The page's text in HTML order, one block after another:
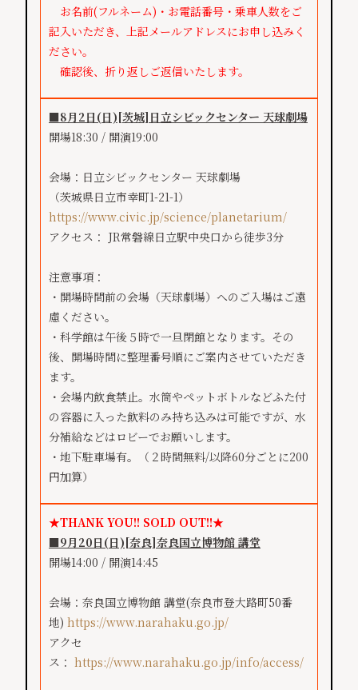
お名前(フルネーム)・お電話番号・乗車人数をご
記入いただき、上記メールアドレスにお申し込みく
ださい。
確認後、折り返しご返信いたします。
■8月2日(日)[茨城]日立シビックセンター 天球劇場
開場18:30 / 開演19:00
会場：日立シビックセンター 天球劇場
（茨城県日立市幸町1-21-1）
https://www.civic.jp/science/planetarium/
アクセス： JR常磐線日立駅中央口から徒歩3分
注意事項：
・開場時間前の会場（天球劇場）へのご入場はご遠
慮ください。
・科学館は午後５時で一旦閉館となります。その
後、開場時間に整理番号順にご案内させていただき
ます。
・会場内飲食禁止。水筒やペットボトルなどふた付
の容器に入った飲料のみ持ち込みは可能ですが、水
分補給などはロビーでお願いします。
・地下駐車場有。（２時間無料/以降60分ごとに200
円加算）
★THANK YOU!! SOLD OUT!!★
■9月20日(日)[奈良]奈良国立博物館 講堂
開場14:00 / 開演14:45
会場：奈良国立博物館 講堂(奈良市登大路町50番
地) https://www.narahaku.go.jp/
アクセ
ス： https://www.narahaku.go.jp/info/access/